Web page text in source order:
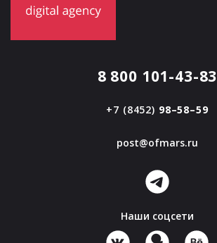
8 800 101-43-83
+7 (8452) 98–58–59
post@ofmars.ru
Наши соцсети